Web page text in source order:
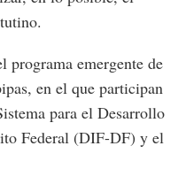
programa emergente de
en el que participan
para el Desarrollo
Federal (DIF-DF) y el